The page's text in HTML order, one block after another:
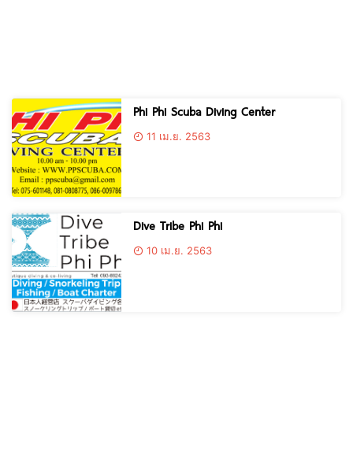
Phi Phi Scuba Diving Center
11 เม.ย. 2563
Dive Tribe Phi Phi
10 เม.ย. 2563